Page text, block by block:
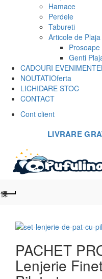
Hamace
Perdele
Tabureti
Articole de Plaja
Genti
CADOURI EVENIMENTE
NOUTATIOferta
LICHIDARE STOC
CONTACT
Cont client
LIVRARE
PACHET
Lenjerie